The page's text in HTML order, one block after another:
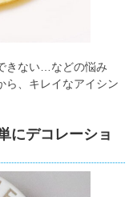
きない…などの悩み
ら、キレイなアイシン
にデコレーショ